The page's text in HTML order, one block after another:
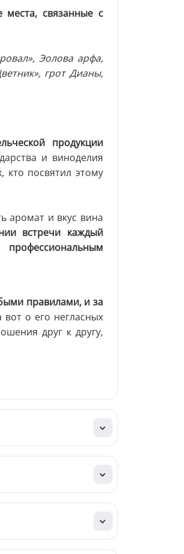
места, связанные с
Эолова арфа,
грот Дианы,
продукции
и виноделия
кто посвятил этому
аромат и вкус вина
встречи каждый
правилами, и за
о его негласных
друг к другу,